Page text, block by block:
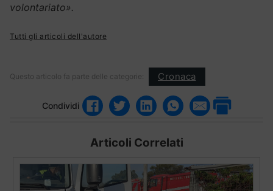
volontariato».
Tutti gli articoli dell'autore
Questo articolo fa parte delle categorie: Cronaca
Condividi
Articoli Correlati